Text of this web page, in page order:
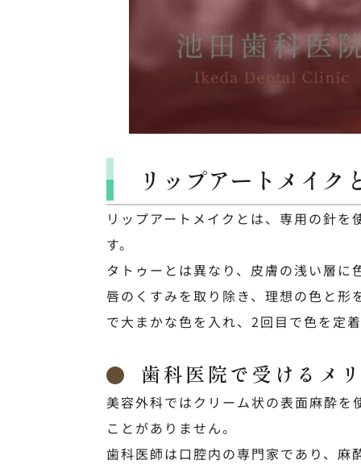
リップアートメイク
リップアートメイクとは、専用の針
す。
タトゥーとは異なり、皮膚の浅い層
唇のくすみを取り除き、理想の色と
で大まかな色を入れ、2回目で色を定
歯科医院で受けるメ
美容外科ではクリーム状の表面麻酔
ことがありません。
歯科医師は口腔内の専門家であり、